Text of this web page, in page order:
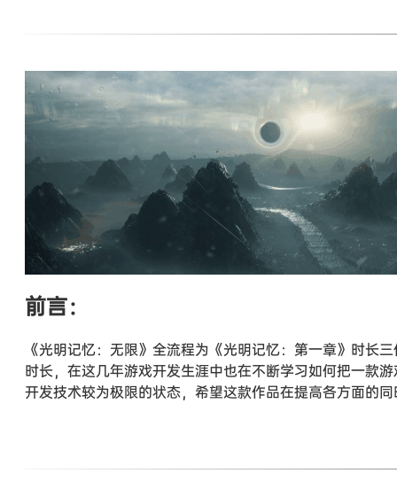
前言：
《光明记忆：无限》全流程为《光明记忆：第一章》时长
时长，在这几年游戏开发生涯中也在不断学习如何把一款
开发技术较为极限的状态，希望这款作品在提高各方面的